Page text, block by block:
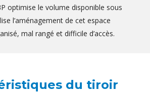
optimise le volume disponible sous
l’aménagement de cet espace
mal rangé et difficile d’accès.
du tiroir